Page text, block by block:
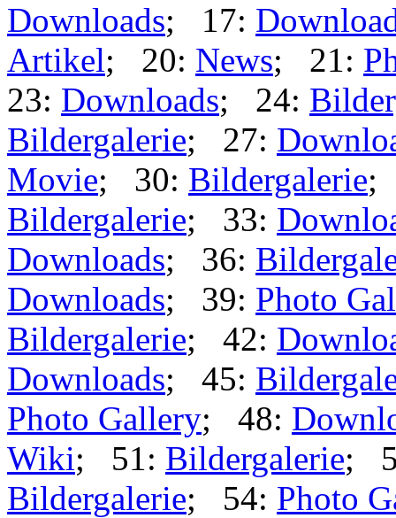
Downloads; 17:
Artikel; 20: News; 21:
23: Downloads; 24:
Bildergalerie; 27:
Movie; 30: Bildergalerie;
Bildergalerie; 33:
Downloads; 36:
Downloads; 39: Photo
Bildergalerie; 42:
Downloads; 45:
Photo Gallery; 48:
Wiki; 51: Bildergalerie;
Bildergalerie; 54: Photo